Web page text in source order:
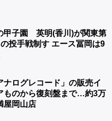
甲子園 英明(香川)が関東第
投手戦制す エース冨岡は9
ナログレコード」の販売イ
のから復刻盤まで…約3万
岡山店